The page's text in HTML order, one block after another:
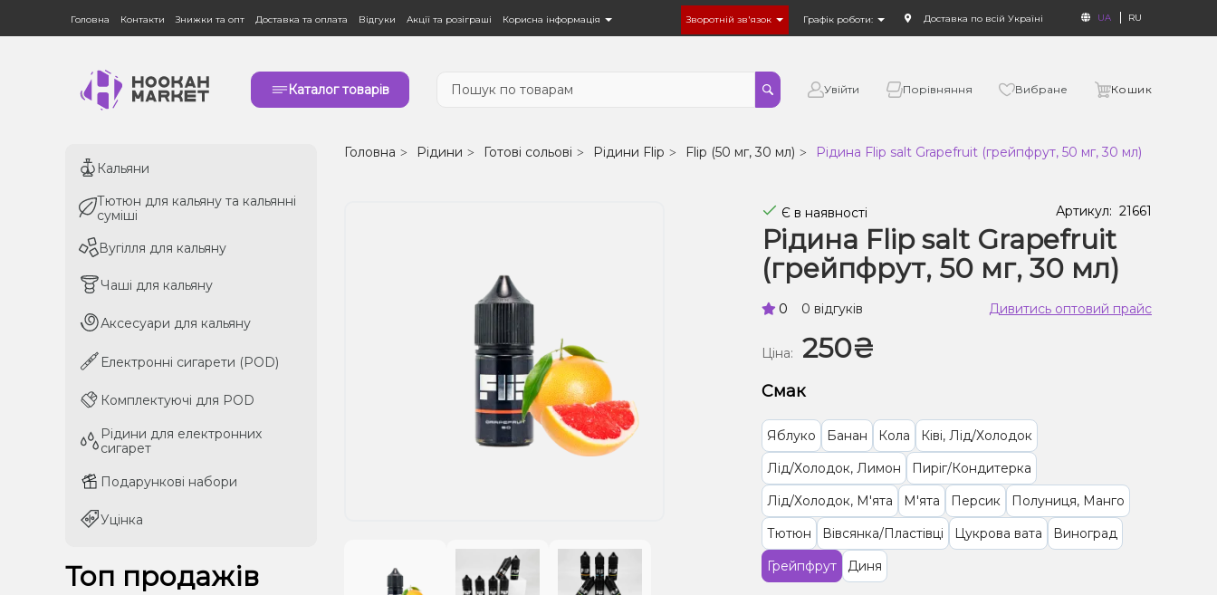
Головна Контакти Знижки та опт Доставка та оплата Відгуки Акції та розіграші Корисна інформація Зворотній зв'язок Графік роботи: Доставка по всій Україні UA RU
Каталог товарів Увійти Порівняння Вибране Кошик
Кальяни
Тютюн для кальяну та кальянні
суміші
Вугілля для кальяну
Чаші для кальяну
Аксесуари для кальяну
Електронні сигарети (POD)
Комплектуючі для POD
Рідини для електронних
сигарет
Подарункові набори
Уцінка
Кальяни
Тютюн для кальяну та кальянні
суміші
Вугілля для кальяну
Чаші для кальяну
Аксесуари для кальяну
Електронні сигарети (POD)
Комплектуючі для POD
Рідини для електронних
сигарет
Подарункові набори
Уцінка
Топ продажів
Головна Рідини Готові сольові Рідини Flip Flip (50 мг, 30 мл) Рідина Flip salt Grapefruit (грейпфрут, 50 мг, 30 мл)
Є в наявності Артикул: 21661
Рідина Flip salt Grapefruit
(грейпфрут, 50 мг, 30 мл)
0 0 відгуків Дивитись оптовий прайс
Ціна: 250₴
Смак
Яблуко Банан Кола
Ківі, Лід/Холодок
Лід/Холодок, Лимон
Пиріг/Кондитерка
Лід/Холодок, М'ята
М'ята Персик
Полуниця, Манго
Тютюн
Вівсянка/Пластівці Цукрова вата
Виноград
Грейпфрут
Диня